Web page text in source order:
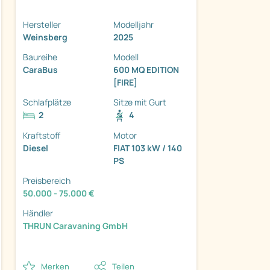
Hersteller
Weinsberg
Modelljahr
2025
Baureihe
CaraBus
Modell
600 MQ EDITION
[FIRE]
Schlafplätze
2
Sitze mit Gurt
4
Kraftstoff
Diesel
Motor
FIAT 103 kW / 140
PS
Preisbereich
50.000 - 75.000 €
Händler
THRUN Caravaning GmbH
Merken Teilen